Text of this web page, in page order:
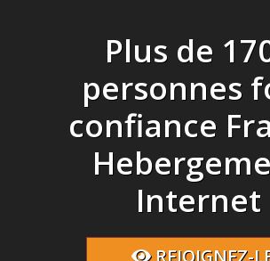
Plus de
personnes
confiance
Internet